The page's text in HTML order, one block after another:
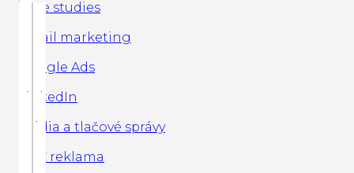
Case studies
Email marketing
Google Ads
LinkedIn
Média a tlačové správy
PPC reklama